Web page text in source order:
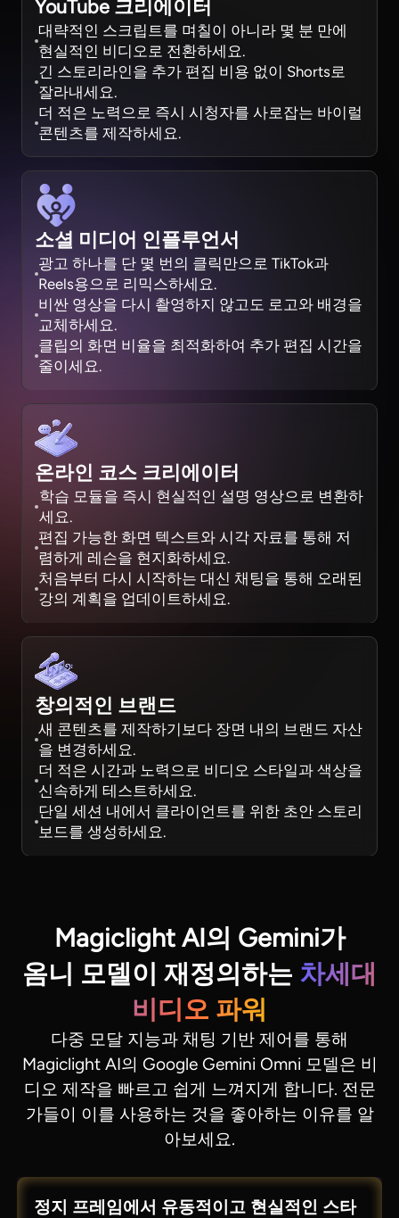
YouTube 크리에이터
대략적인 스크립트를 며칠이 아니라 몇 분 만에
현실적인 비디오로 전환하세요.
긴 스토리라인을 추가 편집 비용 없이 Shorts로
잘라내세요.
더 적은 노력으로 즉시 시청자를 사로잡는 바이럴
콘텐츠를 제작하세요.
소셜 미디어 인플루언서
광고 하나를 단 몇 번의 클릭만으로 TikTok과
Reels용으로 리믹스하세요.
비싼 영상을 다시 촬영하지 않고도 로고와 배경을
교체하세요.
클립의 화면 비율을 최적화하여 추가 편집 시간을
줄이세요.
온라인 코스 크리에이터
학습 모듈을 즉시 현실적인 설명 영상으로 변환하
세요.
편집 가능한 화면 텍스트와 시각 자료를 통해 저
렴하게 레슨을 현지화하세요.
처음부터 다시 시작하는 대신 채팅을 통해 오래된
강의 계획을 업데이트하세요.
창의적인 브랜드
새 콘텐츠를 제작하기보다 장면 내의 브랜드 자산
을 변경하세요.
더 적은 시간과 노력으로 비디오 스타일과 색상을
신속하게 테스트하세요.
단일 세션 내에서 클라이언트를 위한 초안 스토리
보드를 생성하세요.
Magiclight AI의 Gemini가
옴니 모델이 재정의하는 차세대
비디오 파워
다중 모달 지능과 채팅 기반 제어를 통해
Magiclight AI의 Google Gemini Omni 모델은 비
디오 제작을 빠르고 쉽게 느껴지게 합니다. 전문
가들이 이를 사용하는 것을 좋아하는 이유를 알
아보세요.
정지 프레임에서 유동적이고 현실적인 스타